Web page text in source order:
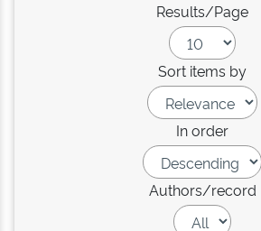
Results/Page
Sort items by
In order
Authors/record